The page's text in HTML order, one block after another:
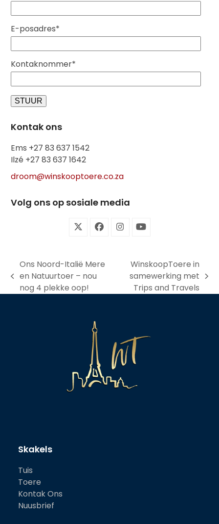
E-posadres*
Kontaknommer*
Kontak ons
Ems +27 83 637 1542
Ilzé +27 83 637 1642
droom@winskooptoere.co.za
Volg ons op sosiale media
TwitterFacebook
Instagram
YouTube
previous
post:
Ons Noord-Italië Mere
en Natuurtoer – nou
nog 4 plekke oop!
next
post:
WinskoopToere in
samewerking met
Trips and Travels
Skakels
Tuis
Toere
Kontak Ons
Nuusbrief